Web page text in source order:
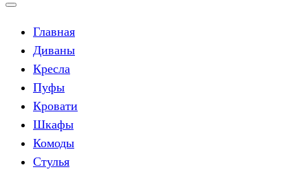
Главная
Диваны
Кресла
Пуфы
Кровати
Шкафы
Комоды
Стулья